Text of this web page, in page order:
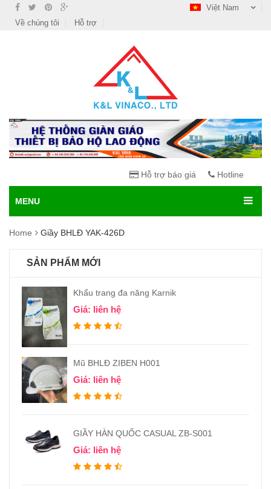
Việt Nam
Về chúng tôi
Hỗ trợ
Hỗ trợ báo giá Hotline
MENU
Home Giầy BHLĐ YAK-426D
SẢN PHẨM MỚI
Khẩu trang đa năng Karnik
Giá: liên hệ
Mũ BHLĐ ZIBEN H001
Giá: liên hệ
GIẦY HÀN QUỐC CASUAL ZB-S001
Giá: liên hệ